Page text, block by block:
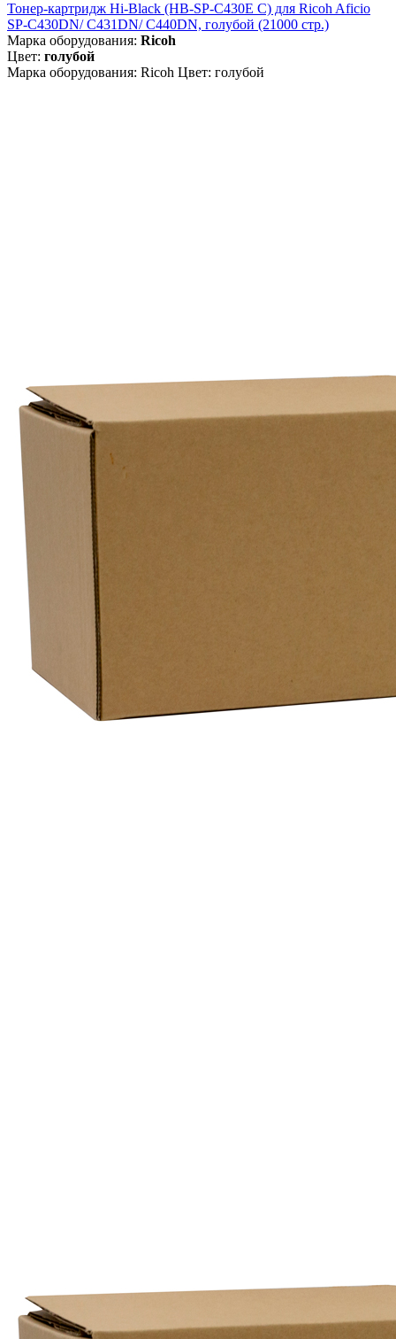
Тонер-картридж Hi-Black (HB-SP-C430E C) для Ricoh Aficio
SP-C430DN/ C431DN/ C440DN, голубой (21000 стр.)
Марка оборудования: Ricoh
Цвет: голубой
Марка оборудования: Ricoh Цвет: голубой